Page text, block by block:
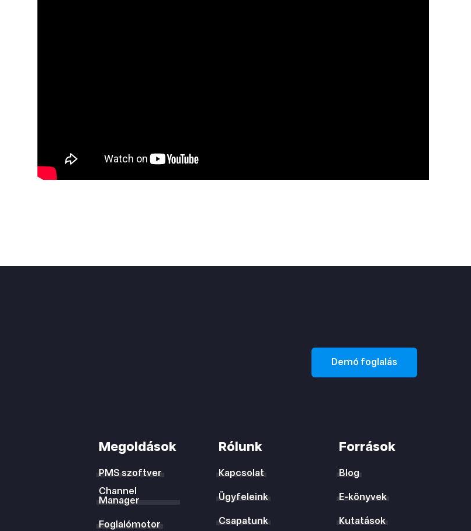
Demó foglalás
Megoldások
PMS szoftver
Channel
Manager
Foglalómotor
Rólunk
Kapcsolat
Ügyfeleink
Csapatunk
Források
Blog
E-könyvek
Kutatások